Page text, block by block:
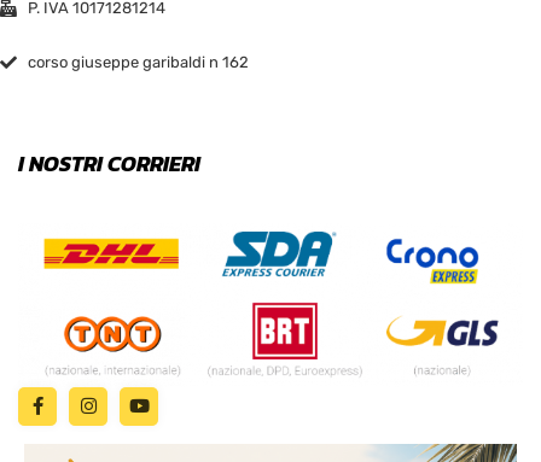
P. IVA 10171281214
corso giuseppe garibaldi n 162
I NOSTRI CORRIERI